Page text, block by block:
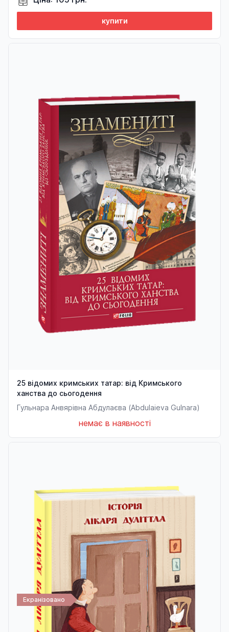
купити
25 відомих кримських татар: від Кримського
ханства до сьогодення
Гульнара Анвярівна Абдулаєва (Abdulaieva Gulnara)
немає в наявності
Екранізовано